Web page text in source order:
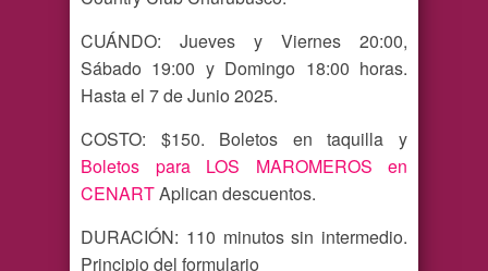
CUÁNDO: Jueves y Viernes 20:00,
Sábado 19:00 y Domingo 18:00 horas.
Hasta el 7 de Junio 2025.
COSTO: $150. Boletos en taquilla y
Boletos para LOS MAROMEROS en
CENARTAplican descuentos.
DURACIÓN: 110 minutos sin intermedio.
Principio del formulario